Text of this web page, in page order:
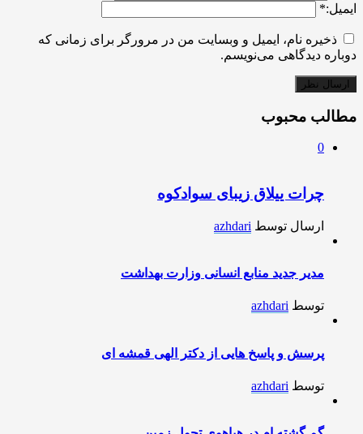
ایمیل:*
ذخیره نام، ایمیل و وبسایت من در مرورگر برای زمانی که
دوباره دیدگاهی می‌نویسم.
مطالب محبوب
0
چرات ییلاق زیبای سوادکوه
ارسال توسط azhdari
مدیر جدید منابع انسانی وزارت بهداشت
توسط azhdari
پرسش و پاسخ هایی از دکتر الهی قمشه ای
توسط azhdari